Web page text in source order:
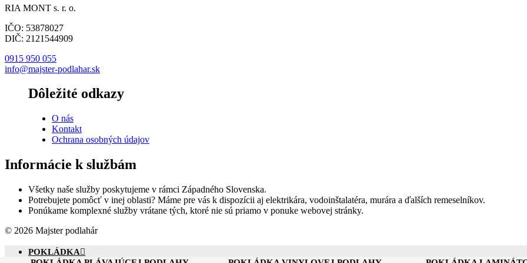
RIA MONT s. r. o.
IČO: 53878027
DIČ: 2121544909
0915 950 055
info@majster-podlahar.sk
Dôležité odkazy
O nás
Kontakt
Ochrana osobných údajov
Informácie k službám
Všetky naše služby poskytujeme v rámci Západného Slovenska.
Potrebujete pomôcť v inej oblasti? Máme pre vás k dispozícii aj elektrikára, vodoinštalatéra, murára a ďalších remeselníkov.
Ponúkame komplexné služby vrátane tých, ktoré nie sú priamo v ponuke webovej stránky.
© 2026 Majster podlahár
POKLÁDKA